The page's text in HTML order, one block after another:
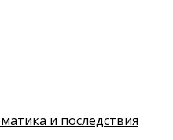
и последствия